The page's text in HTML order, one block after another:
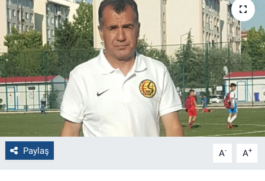
Paylaş A- A+
Politika
Bilecik
Kütahya
Gezi
Çevre